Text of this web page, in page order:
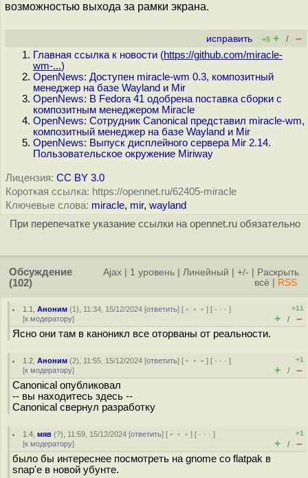
возможностью выхода за рамки экрана.
исправить +5 + / –
Главная ссылка к новости (https://github.com/miracle-
wm-...)
OpenNews: Доступен miracle-wm 0.3, композитный
менеджер на базе Wayland и Mir
OpenNews: В Fedora 41 одобрена поставка сборки с
композитным менеджером Miracle
OpenNews: Сотрудник Canonical представил miracle-wm,
композитный менеджер на базе Wayland и Mir
OpenNews: Выпуск дисплейного сервера Mir 2.14.
Пользовательское окружение Miriway
Лицензия: CC BY 3.0
Короткая ссылка: https://opennet.ru/62405-miracle
Ключевые слова: miracle, mir, wayland
При перепечатке указание ссылки на opennet.ru обязательно
Обсуждение
(102)
Ajax 1 уровень Линейный +/-
Раскрыть
всё
RSS
1.1 ,Аноним (1), 11:34, 15/12/2024 [ответить] [ ﹢﹢﹢] [ · · ·]
[к модератору]
+11
+ / –
Ясно они там в каноникл все оторваны от реальности.
1.2 ,Аноним (2), 11:55, 15/12/2024 [ответить] [ ﹢﹢﹢] [ · · ·]
[к модератору]
+1
+ / –
Canonical опубликовал
-- вы находитесь здесь --
Canonical свернул разработку
1.4 ,мяв (?), 11:59, 15/12/2024 [ответить] [ ﹢﹢﹢] [ · · ·]
[к модератору]
+1
+ / –
было бы интереснее посмотреть на gnome со flatpak в
snap'е в новой убунте.